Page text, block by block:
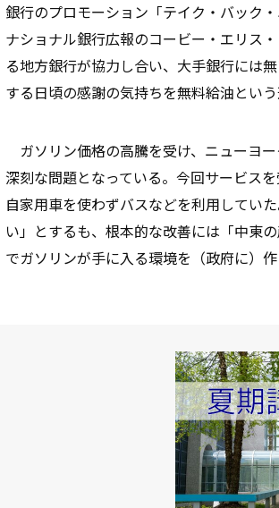
銀行のプロモーション「テイク・バック
ナショナル銀行広報のコービー・エリス
る地方銀行が協力し合い、大手銀行には
する日頃の感謝の気持ちを無料給油とい
ガソリン価格の高騰を受け、ニューヨ
深刻な問題となっている。今回サービス
自家用車を使わずバスなどを利用してい
い」とするも、根本的な改善には「中東
でガソリンが手に入る環境を（政府に）